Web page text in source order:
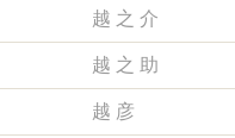
越 之 介
越 之 助
越 彦